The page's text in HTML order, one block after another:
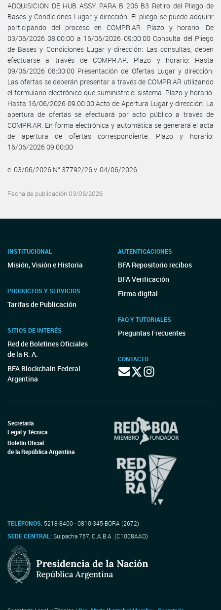
ADQUISICION DE HUB ASSY PARA B 206 B3 Retiro del Pliego de
Bases y Condiciones Lugar y dirección: El pliego se puede adquirir
participando del proceso en COMPR.AR. Plazo y horario: De
03/06/2026 08:00:00 a 16/06/2026 09:00:00 Consulta del Pliego
de Bases y Condiciones Lugar y dirección: Las consultas, deben
efectuarse a través de COMPR.AR. Plazo y horario: Hasta
09/06/2026 08:00:00 Presentación de Ofertas Lugar y dirección:
Las ofertas se deberán presentar a través de COMPR.AR utilizando
el formulario electrónico que suministre el sistema. Plazo y horario:
Hasta 16/06/2026 09:00:00 Acto de Apertura Lugar y dirección: La
apertura de ofertas se efectuará por acto público a través de
COMPR.AR. En forma electrónica y automática se generará el acta
de apertura de ofertas correspondiente. Plazo y horario:
16/06/2026 09:00:00
e. 03/06/2026 N° 37792/26 v. 04/06/2026
Fecha de publicación 03/06/2026
INSTITUCIONAL
Misión, Visión e Historia
PRODUCTOS Y SERVICIOS
Tarifas de Publicación
SITIOS DE INTERÉS
Red de Boletines Oficiales
de la R. A.
BFA Blockchain Federal
Argentina
AUTENTICACIONES
BFA Repositorio recibos
BFA Verificación
Firma digital
FAQ Y TUTORIALES
Preguntas Frecuentes
CONTACTO
Secretaría
Legal y Técnica
Boletín Oficial
de la República Argentina
TELÉFONOS: 5218-8400 - 0810-345-BORA (2672)
SEDE CENTRAL:Suipacha 767, C.A.B.A. (C1008AAO)